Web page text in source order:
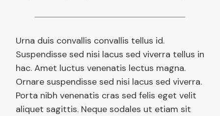
Urna duis convallis convallis tellus id.
Suspendisse sed nisi lacus sed viverra tellus in
hac. Amet luctus venenatis lectus magna.
Ornare suspendisse sed nisi lacus sed viverra.
Porta nibh venenatis cras sed felis eget velit
aliquet sagittis. Neque sodales ut etiam sit